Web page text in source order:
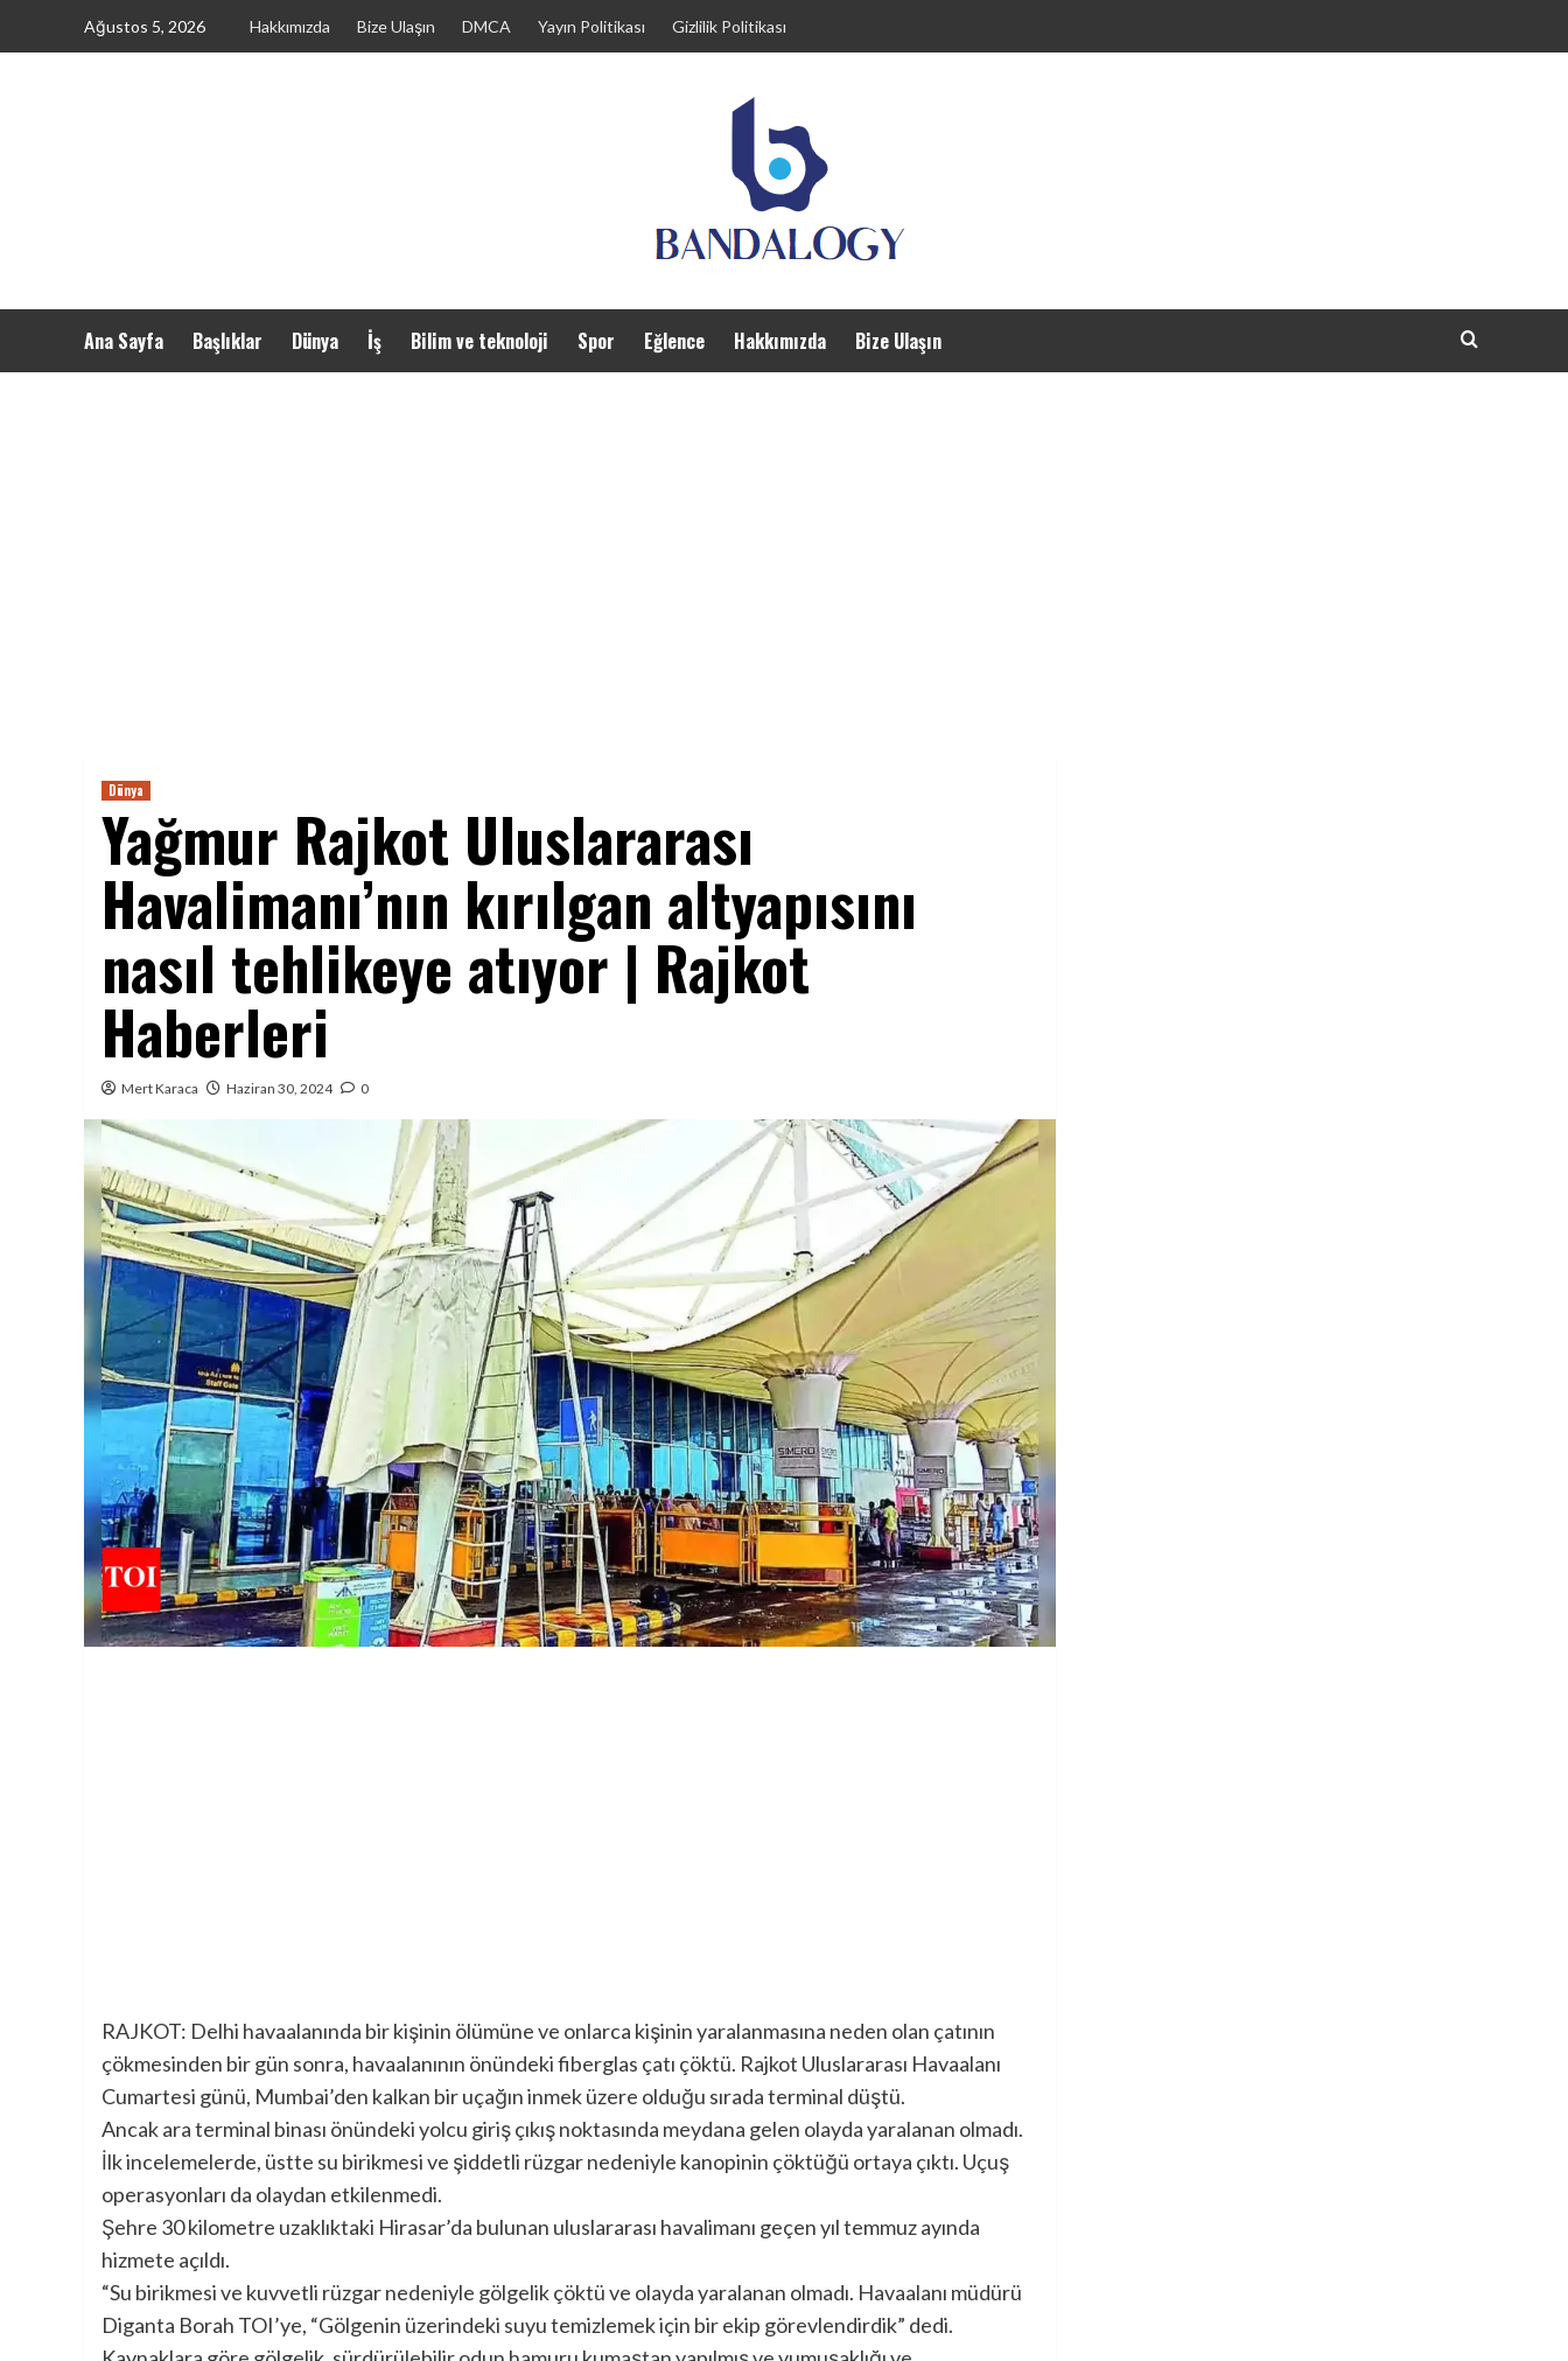
Ağustos 5, 2026 Hakkımızda Bize Ulaşın DMCA Yayın Politikası Gizlilik Politikası
Ana Sayfa Başlıklar Dünya İş Bilim ve teknoloji Spor Eğlence Hakkımızda Bize Ulaşın
Dünya
Yağmur Rajkot Uluslararası
Havalimanı’nın kırılgan altyapısını
nasıl tehlikeye atıyor | Rajkot
Haberleri
Mert Karaca Haziran 30, 2024 0
RAJKOT: Delhi havaalanında bir kişinin ölümüne ve onlarca kişinin yaralanmasına neden olan çatının
çökmesinden bir gün sonra, havaalanının önündeki fiberglas çatı çöktü. Rajkot Uluslararası Havaalanı
Cumartesi günü, Mumbai’den kalkan bir uçağın inmek üzere olduğu sırada terminal düştü.
Ancak ara terminal binası önündeki yolcu giriş çıkış noktasında meydana gelen olayda yaralanan olmadı.
İlk incelemelerde, üstte su birikmesi ve şiddetli rüzgar nedeniyle kanopinin çöktüğü ortaya çıktı. Uçuş
operasyonları da olaydan etkilenmedi.
Şehre 30 kilometre uzaklıktaki Hirasar’da bulunan uluslararası havalimanı geçen yıl temmuz ayında
hizmete açıldı.
“Su birikmesi ve kuvvetli rüzgar nedeniyle gölgelik çöktü ve olayda yaralanan olmadı. Havaalanı müdürü
Diganta Borah TOI’ye, “Gölgenin üzerindeki suyu temizlemek için bir ekip görevlendirdik” dedi.